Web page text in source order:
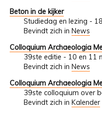
Beton in de kijker
Studiedag en lezing -
Bevindt zich in News
Colloquium Archaeologia
39ste editie - 10 en 11
Bevindt zich in News
Colloquium Archaeologia
39ste colloquium over
Bevindt zich in Kalender